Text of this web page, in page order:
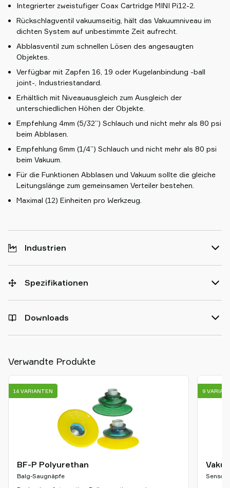
Integrierter zweistufiger Coax Cartridge MINI Pi12-2.
Rückschlagventil vakuumseitig, hält das Vakuumniveau im
dichten System auf unbestimmte Zeit aufrecht.
Abblasventil zum schnellen Lösen des angesaugten
Objektes.
Verfügbar mit Zapfen 16, 19 oder Kugelanbindung -ball
joint-, Industriestandard.
Erhältlich mit Niveauausgleich zum Ausgleich der
unterschiedlichen Höhen der Objekte.
Empfehlung 4mm (5/32”) Schlauch und nicht mehr als 80 psi
beim Abblasen.
Empfehlung 6mm (1/4”) Schlauch und nicht mehr als 80 psi
beim Vakuum.
Für die Funktionen Abblasen und Vakuum sollte die gleiche
Leitungslänge zum gemeinsamen Verteiler bestehen.
Maximal (12) Einheiten pro Werkzeug.
Industrien
Spezifikationen
Downloads
Verwandte Produkte
BF-P Polyurethan
Balg-Saugnäpfe
14 VARIANTEN 9